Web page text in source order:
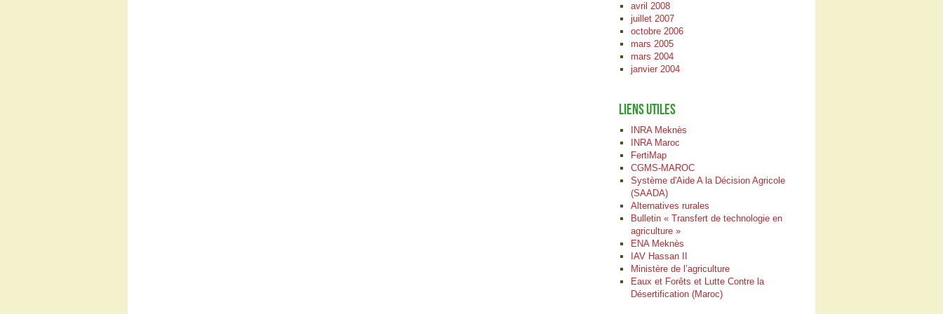
avril 2008
juillet 2007
octobre 2006
mars 2005
mars 2004
janvier 2004
LIENS UTILES
INRA Meknès
INRA Maroc
FertiMap
CGMS-MAROC
Système d'Aide A la Décision Agricole
(SAADA)
Alternatives rurales
Bulletin « Transfert de technologie en
agriculture »
ENA Meknès
IAV Hassan II
Ministère de l’agriculture
Eaux et Forêts et Lutte Contre la
Désertification (Maroc)